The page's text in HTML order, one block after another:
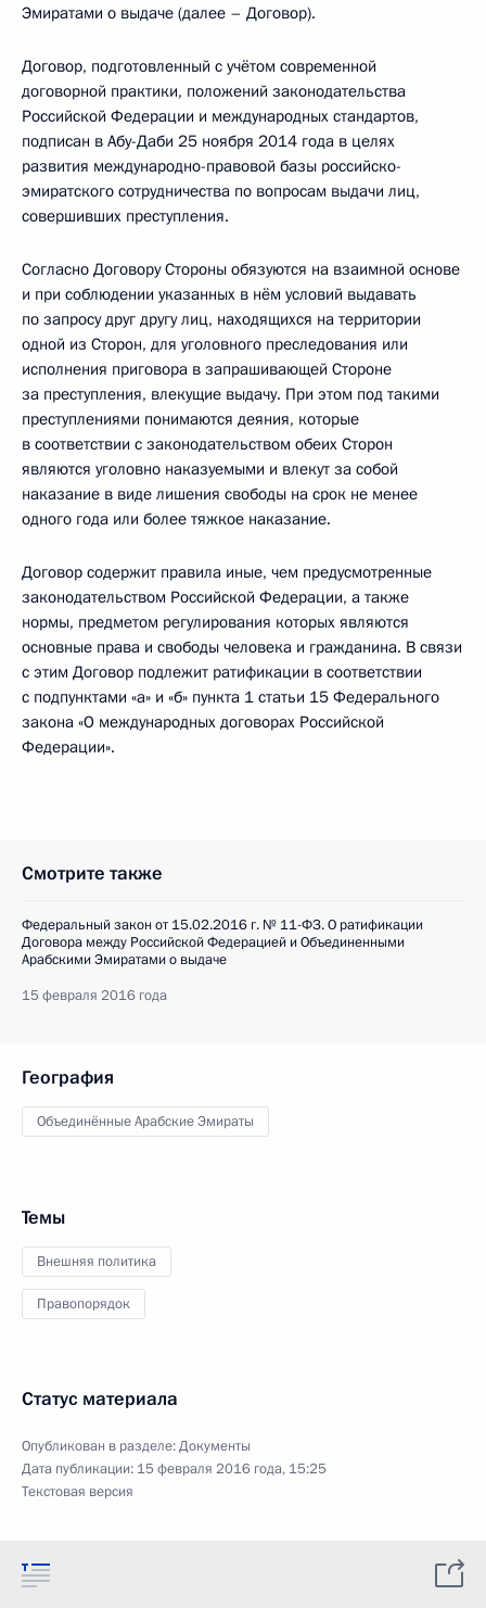
Эмиратами о выдаче (далее – Договор).
Договор, подготовленный с учётом современной
договорной практики, положений законодательства
Российской Федерации и международных стандартов,
подписан в Абу-Даби 25 ноября 2014 года в целях
развития международно-правовой базы российско-
эмиратского сотрудничества по вопросам выдачи лиц,
совершивших преступления.
Согласно Договору Стороны обязуются на взаимной основе
и при соблюдении указанных в нём условий выдавать
по запросу друг другу лиц, находящихся на территории
одной из Сторон, для уголовного преследования или
исполнения приговора в запрашивающей Стороне
за преступления, влекущие выдачу. При этом под такими
преступлениями понимаются деяния, которые
в соответствии с законодательством обеих Сторон
являются уголовно наказуемыми и влекут за собой
наказание в виде лишения свободы на срок не менее
одного года или более тяжкое наказание.
Договор содержит правила иные, чем предусмотренные
законодательством Российской Федерации, а также
нормы, предметом регулирования которых являются
основные права и свободы человека и гражданина. В связи
с этим Договор подлежит ратификации в соответствии
с подпунктами «а» и «б» пункта 1 статьи 15 Федерального
закона «О международных договорах Российской
Федерации».
Смотрите также
Федеральный закон от 15.02.2016 г. № 11-ФЗ. О ратификации
Договора между Российской Федерацией и Объединенными
Арабскими Эмиратами о выдаче
15 февраля 2016 года
География
Объединённые Арабские Эмираты
Темы
Внешняя политика
Правопорядок
Статус материала
Опубликован в разделе:Документы
Дата публикации: 15 февраля 2016 года, 15:25
Текстовая версия